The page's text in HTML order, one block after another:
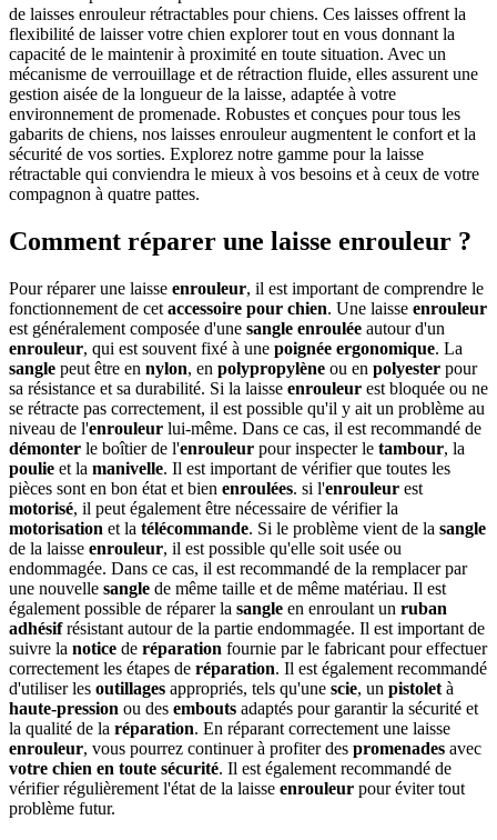
de laisses enrouleur rétractables pour chiens. Ces laisses offrent la
flexibilité de laisser votre chien explorer tout en vous donnant la
capacité de le maintenir à proximité en toute situation. Avec un
mécanisme de verrouillage et de rétraction fluide, elles assurent une
gestion aisée de la longueur de la laisse, adaptée à votre
environnement de promenade. Robustes et conçues pour tous les
gabarits de chiens, nos laisses enrouleur augmentent le confort et la
sécurité de vos sorties. Explorez notre gamme pour la laisse
rétractable qui conviendra le mieux à vos besoins et à ceux de votre
compagnon à quatre pattes.
Comment réparer une laisse enrouleur ?
Pour réparer une laisse enrouleur, il est important de comprendre le
fonctionnement de cet accessoire pour chien. Une laisse enrouleur
est généralement composée d'une sangle enroulée autour d'un
enrouleur, qui est souvent fixé à une poignée ergonomique. La
sangle peut être en nylon, en polypropylène ou en polyester pour
sa résistance et sa durabilité. Si la laisse enrouleur est bloquée ou ne
se rétracte pas correctement, il est possible qu'il y ait un problème au
niveau de l'enrouleur lui-même. Dans ce cas, il est recommandé de
démonter le boîtier de l'enrouleur pour inspecter le tambour, la
poulie et la manivelle. Il est important de vérifier que toutes les
pièces sont en bon état et bien enroulées. si l'enrouleur est
motorisé, il peut également être nécessaire de vérifier la
motorisation et la télécommande. Si le problème vient de la sangle
de la laisse enrouleur, il est possible qu'elle soit usée ou
endommagée. Dans ce cas, il est recommandé de la remplacer par
une nouvelle sangle de même taille et de même matériau. Il est
également possible de réparer la sangle en enroulant un ruban
adhésifrésistant autour de la partie endommagée. Il est important de
suivre la notice de réparation fournie par le fabricant pour effectuer
correctement les étapes de réparation. Il est également recommandé
d'utiliser les outillages appropriés, tels qu'une scie, un pistolet à
haute-pression ou des embouts adaptés pour garantir la sécurité et
la qualité de la réparation. En réparant correctement une laisse
enrouleur, vous pourrez continuer à profiter des promenades avec
votre chien en toute sécurité. Il est également recommandé de
vérifier régulièrement l'état de la laisse enrouleur pour éviter tout
problème futur.